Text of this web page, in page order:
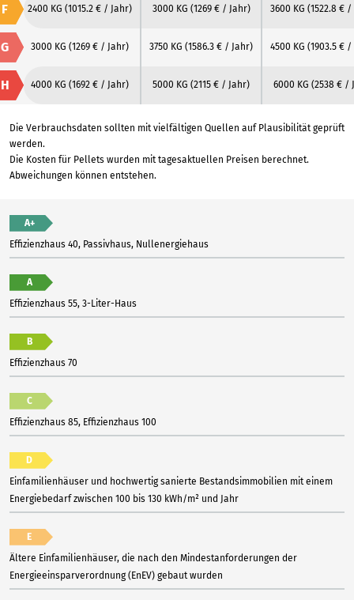
F 2400 KG (1015.2 € / Jahr) 3000 KG (1269 € / Jahr) 3600 KG (1522.8 € /
G 3000 KG (1269 € / Jahr) 3750 KG (1586.3 € / Jahr) 4500 KG (1903.5 € /
H 4000 KG (1692 € / Jahr) 5000 KG (2115 € / Jahr) 6000 KG (2538 € /
Die Verbrauchsdaten sollten mit vielfältigen Quellen auf Plausibilität geprüft
werden.
Die Kosten für Pellets wurden mit tagesaktuellen Preisen berechnet.
Abweichungen können entstehen.
A+
Effizienzhaus 40, Passivhaus, Nullenergiehaus
A
Effizienzhaus 55, 3-Liter-Haus
B
Effizienzhaus 70
C
Effizienzhaus 85, Effizienzhaus 100
D
Einfamilienhäuser und hochwertig sanierte Bestandsimmobilien mit einem
Energiebedarf zwischen 100 bis 130 kWh/m² und Jahr
E
Ältere Einfamilienhäuser, die nach den Mindestanforderungen der
Energieeinsparverordnung (EnEV) gebaut wurden